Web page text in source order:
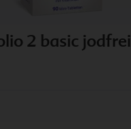
2 basic jodfrei